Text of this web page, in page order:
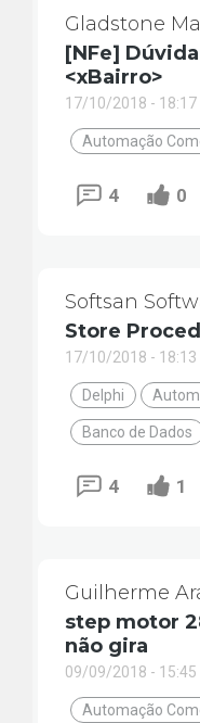
Gladstone
[NFe]
<xBairro>
17/10/2018 - 18:17
Automação
4 0
Softsan
Store
17/10/2018 - 18:13
Delphi
Banco de Dados
4 1
Guilherme
step motor
não gira
09/09/2018 - 15:45
Automação